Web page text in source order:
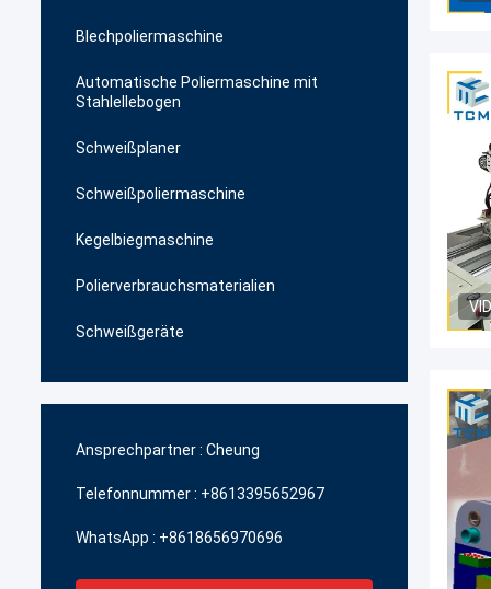
Blechpoliermaschine
Automatische Poliermaschine mit
Stahlellebogen
Schweißplaner
Schweißpoliermaschine
Kegelbiegmaschine
Polierverbrauchsmaterialien
Schweißgeräte
Ansprechpartner : Cheung
Telefonnummer : +8613395652967
WhatsApp : +8618656970696